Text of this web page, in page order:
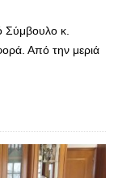
Σύμβουλο κ.
Από την μεριά